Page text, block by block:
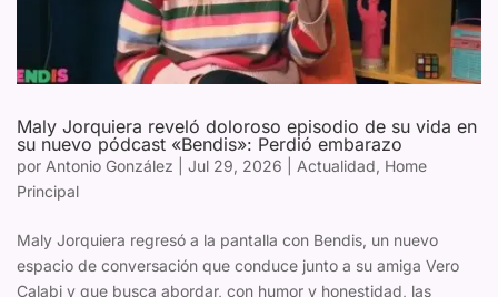
Maly Jorquiera reveló doloroso episodio de su vida en
su nuevo pódcast «Bendis»: Perdió embarazo
por Antonio González Jul 29, 2026 Actualidad, Home
Principal
Maly Jorquiera regresó a la pantalla con Bendis, un nuevo
espacio de conversación que conduce junto a su amiga Vero
Calabi y que busca abordar, con humor y honestidad, las